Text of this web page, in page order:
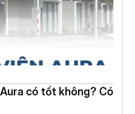
có tốt không? Có